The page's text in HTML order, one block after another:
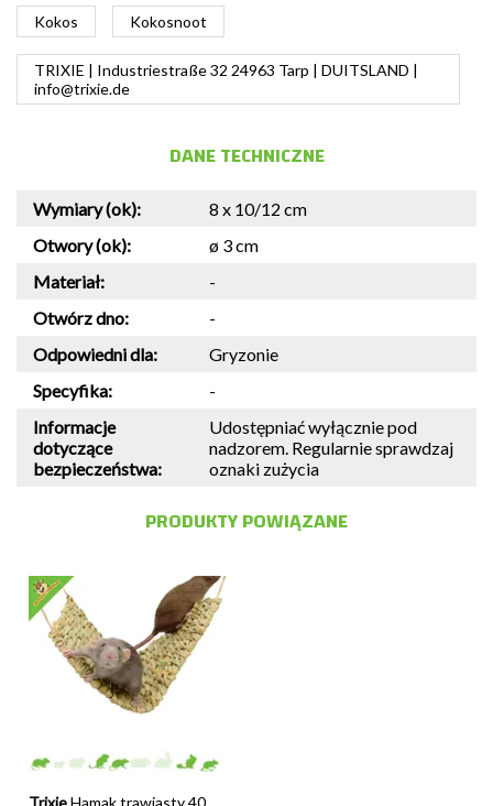
Kokos Kokosnoot
TRIXIE | Industriestraße 32 24963 Tarp | DUITSLAND |
info@trixie.de
DANE TECHNICZNE
Wymiary (ok):
8 x 10/12 cm
Otwory (ok):
ø 3 cm
Materiał:
-
Otwórz dno:
-
Odpowiedni dla:
Gryzonie
Specyfika:
-
Informacje
dotyczące
bezpieczeństwa:
Udostępniać wyłącznie pod
nadzorem. Regularnie sprawdzaj
oznaki zużycia
PRODUKTY POWIĄZANE